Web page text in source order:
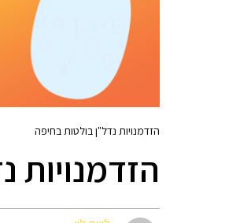
הזדמנויות נדל"ן בולטות בחיפה
הזדמנויות